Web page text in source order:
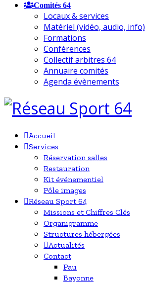
Comités 64
Locaux & services
Matériel (vidéo, audio, info)
Formations
Conférences
Collectif arbitres 64
Annuaire comités
Agenda évènements
Accueil
Services
Réservation salles
Restauration
Kit événementiel
Pôle images
Réseau Sport 64
Missions et Chiffres Clés
Organigramme
Structures hébergées
Actualités
Contact
Pau
Bayonne